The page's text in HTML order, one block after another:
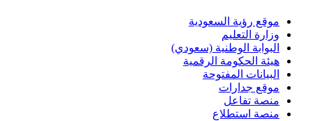
موقع رؤية السعودية
وزارة التعليم
البوابة الوطنية (سعودي)
هيئة الحكومة الرقمية
البيانات المفتوحة
موقع جدارات
منصة تفاعل
منصة استطلاع